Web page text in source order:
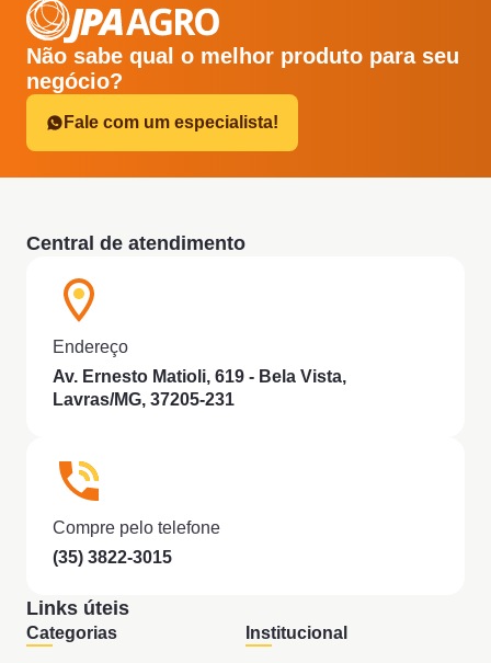
Não sabe qual o melhor produto para seu
negócio?
Fale com um especialista!
Central de atendimento
Endereço
Av. Ernesto Matioli, 619 - Bela Vista,
Lavras/MG, 37205-231
Compre pelo telefone
(35) 3822-3015
Links úteis
Categorias Institucional